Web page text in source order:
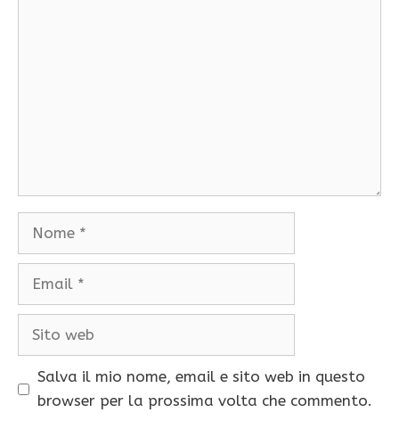
Nome
Email
Sito
Salva il mio nome, email e sito web in questo
browser per la prossima volta che commento.